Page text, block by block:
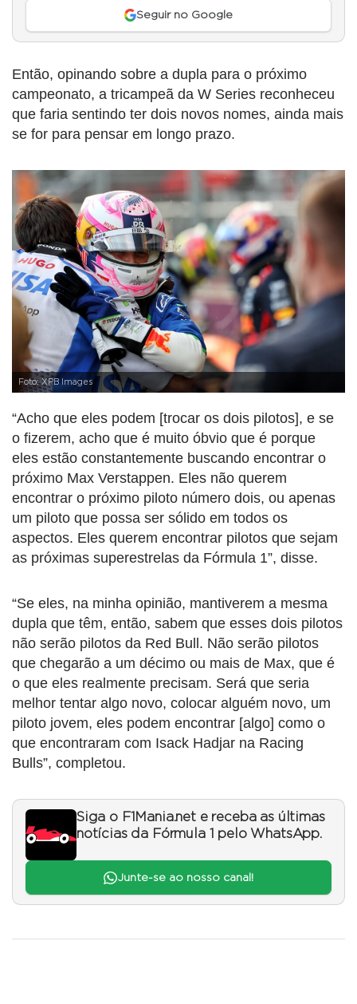
Seguir no Google
Então, opinando sobre a dupla para o próximo
campeonato, a tricampeã da W Series reconheceu
que faria sentindo ter dois novos nomes, ainda mais
se for para pensar em longo prazo.
Foto: XPB Images
“Acho que eles podem [trocar os dois pilotos], e se
o fizerem, acho que é muito óbvio que é porque
eles estão constantemente buscando encontrar o
próximo Max Verstappen. Eles não querem
encontrar o próximo piloto número dois, ou apenas
um piloto que possa ser sólido em todos os
aspectos. Eles querem encontrar pilotos que sejam
as próximas superestrelas da Fórmula 1”, disse.
“Se eles, na minha opinião, mantiverem a mesma
dupla que têm, então, sabem que esses dois pilotos
não serão pilotos da Red Bull. Não serão pilotos
que chegarão a um décimo ou mais de Max, que é
o que eles realmente precisam. Será que seria
melhor tentar algo novo, colocar alguém novo, um
piloto jovem, eles podem encontrar [algo] como o
que encontraram com Isack Hadjar na Racing
Bulls”, completou.
Siga o F1Mania.net e receba as últimas
notícias da Fórmula 1 pelo WhatsApp.
Junte-se ao nosso canal!